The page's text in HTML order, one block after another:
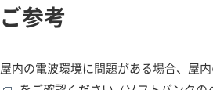
ご参考
屋内の電波環境に問題がある場合、屋